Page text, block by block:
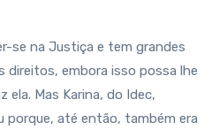
se na Justiça e tem grandes
direitos, embora isso possa lhe
ela. Mas Karina, do Idec,
porque, até então, também era